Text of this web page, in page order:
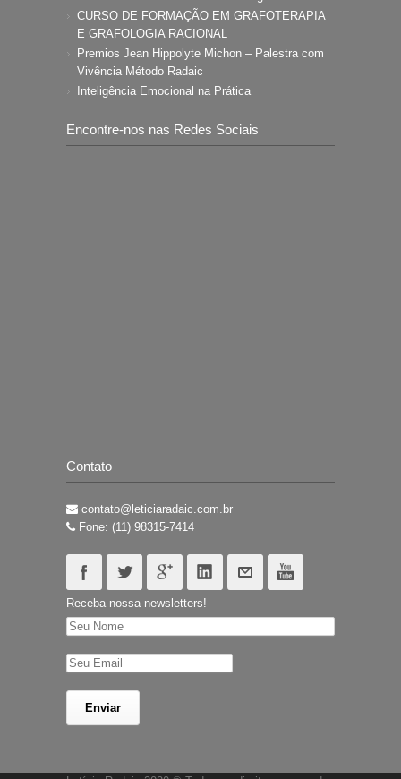
CURSO DE FORMAÇÃO EM GRAFOTERAPIA
E GRAFOLOGIA RACIONAL
Premios Jean Hippolyte Michon – Palestra com
Vivência Método Radaic
Inteligência Emocional na Prática
Encontre-nos nas Redes Sociais
Contato
contato@leticiaradaic.com.br
Fone: (11) 98315-7414
Receba nossa newsletters!